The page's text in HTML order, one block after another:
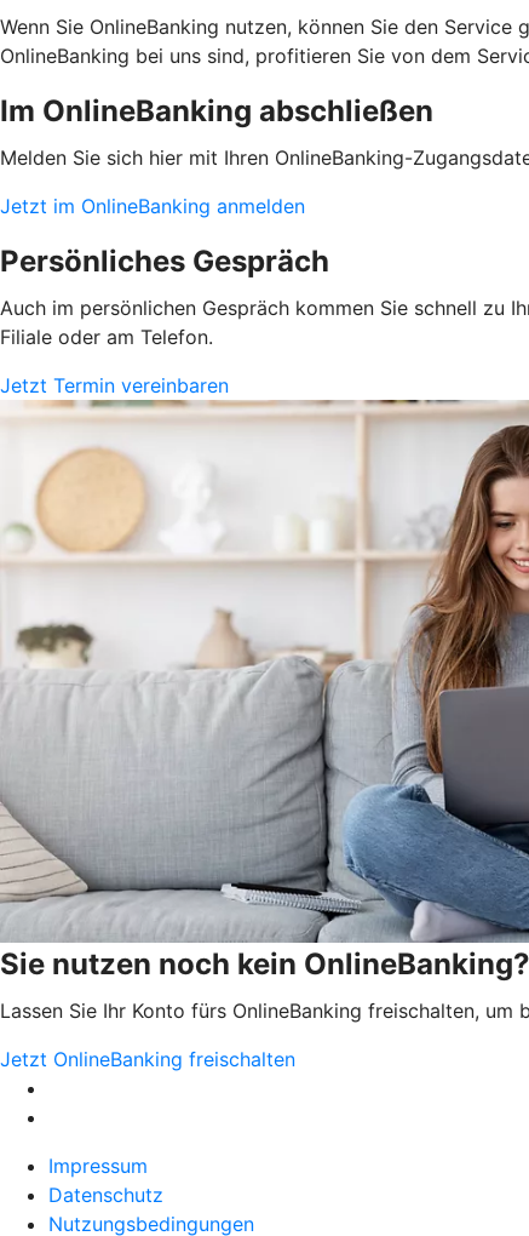
Wenn Sie OnlineBanking nutzen, können Sie den
OnlineBanking bei uns sind, profitieren Sie von dem
Im OnlineBanking abschließen
Melden Sie sich hier mit Ihren OnlineBanking-
Jetzt im OnlineBanking anmelden
Persönliches Gespräch
Auch im persönlichen Gespräch kommen Sie schnell zu
Filiale oder am Telefon.
Jetzt Termin vereinbaren
Sie nutzen noch kein OnlineBanking?
Lassen Sie Ihr Konto fürs OnlineBanking freischalten,
Jetzt OnlineBanking freischalten
Impressum
Datenschutz
Nutzungsbedingungen